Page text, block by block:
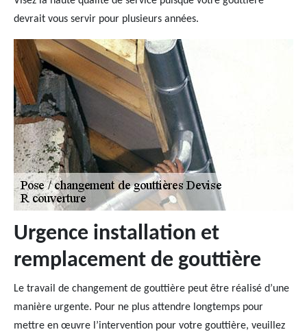
devrait vous servir pour plusieurs années.
Urgence installation et
remplacement de gouttière
Le travail de changement de gouttière peut être réalisé d’une
manière urgente. Pour ne plus attendre longtemps pour
mettre en œuvre l’intervention pour votre gouttière, veuillez